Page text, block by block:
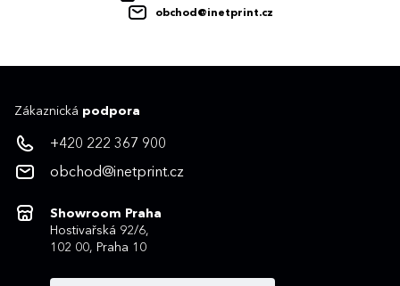
obchod@inetprint.cz
Zákaznická podpora
+420 222 367 900
obchod@inetprint.cz
Showroom Praha
Hostivařská 92/6,
102 00, Praha 10